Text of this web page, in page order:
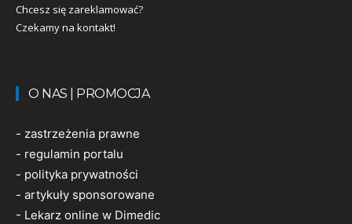
Chcesz się zareklamować?
Czekamy na kontakt!
O NAS | PROMOCJA
- zastrzeżenia prawne
- regulamin portalu
- polityka prywatności
- artykuły sponsorowane
- Lekarz online w Dimedic